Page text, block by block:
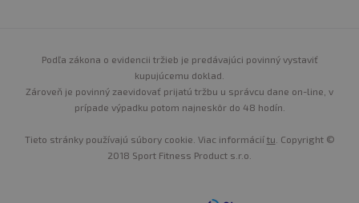
Podľa zákona o evidencii tržieb je predávajúci povinný vystaviť
kupujúcemu doklad.
Zároveň je povinný zaevidovať prijatú tržbu u správcu dane on-line, v
prípade výpadku potom najneskôr do 48 hodín.
Tieto stránky používajú súbory cookie. Viac informácií tu . Copyright ©
2018 Sport Fitness Product s.r.o.